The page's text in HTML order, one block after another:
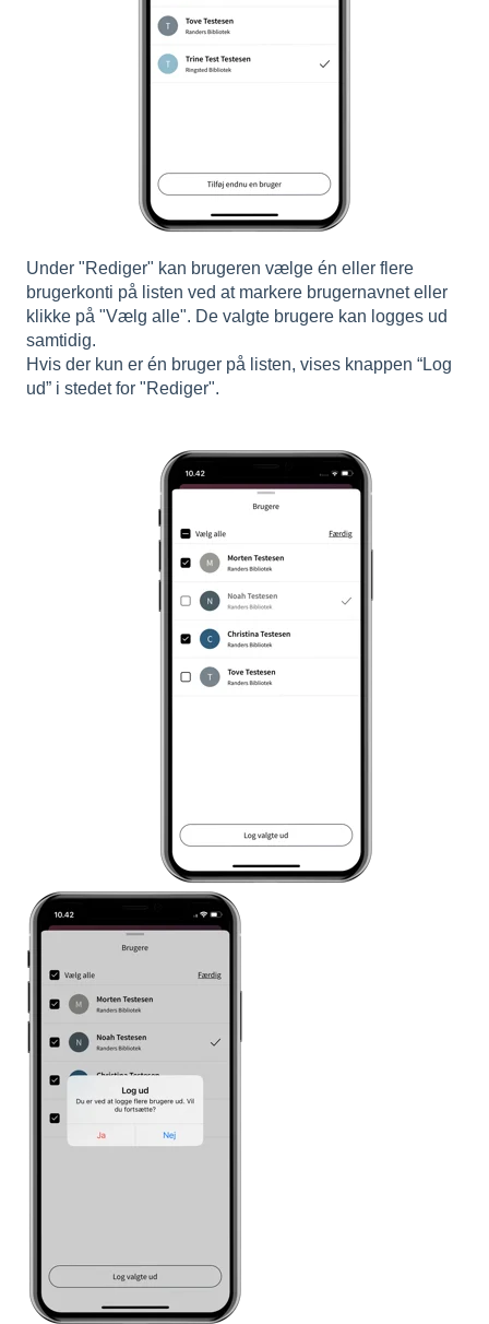
Under "Rediger" kan brugeren vælge én eller flere
brugerkonti på listen ved at markere brugernavnet eller
klikke på "Vælg alle". De valgte brugere kan logges ud
samtidig.
Hvis der kun er én bruger på listen, vises knappen “Log
ud” i stedet for "Rediger".